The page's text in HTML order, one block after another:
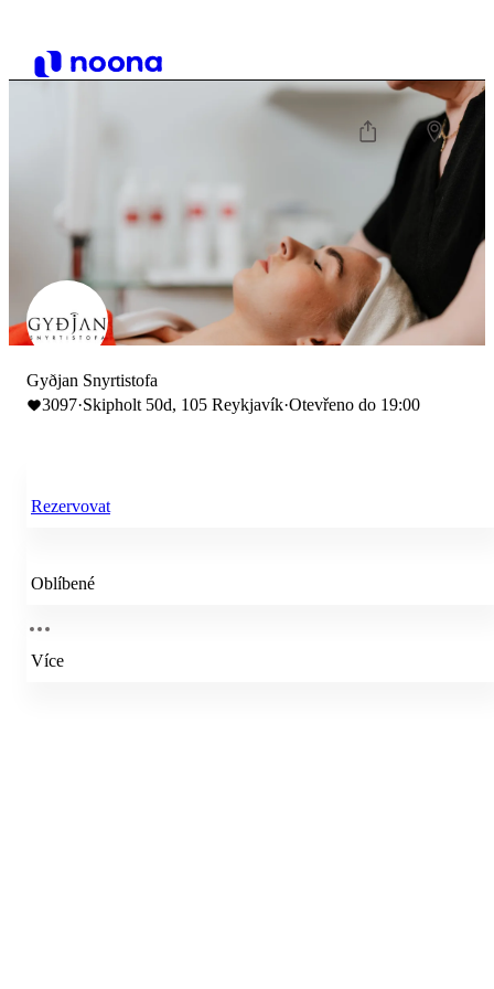
Gyðjan Snyrtistofa
3097·Skipholt 50d, 105 Reykjavík·Otevřeno do 19:00
Rezervovat
Oblíbené
Více